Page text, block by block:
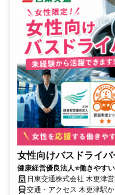
女性向けバスドライバ
健康経営優良法人⭐働きやす
日東交通株式会社 木更津
交通・アクセス 木更津駅